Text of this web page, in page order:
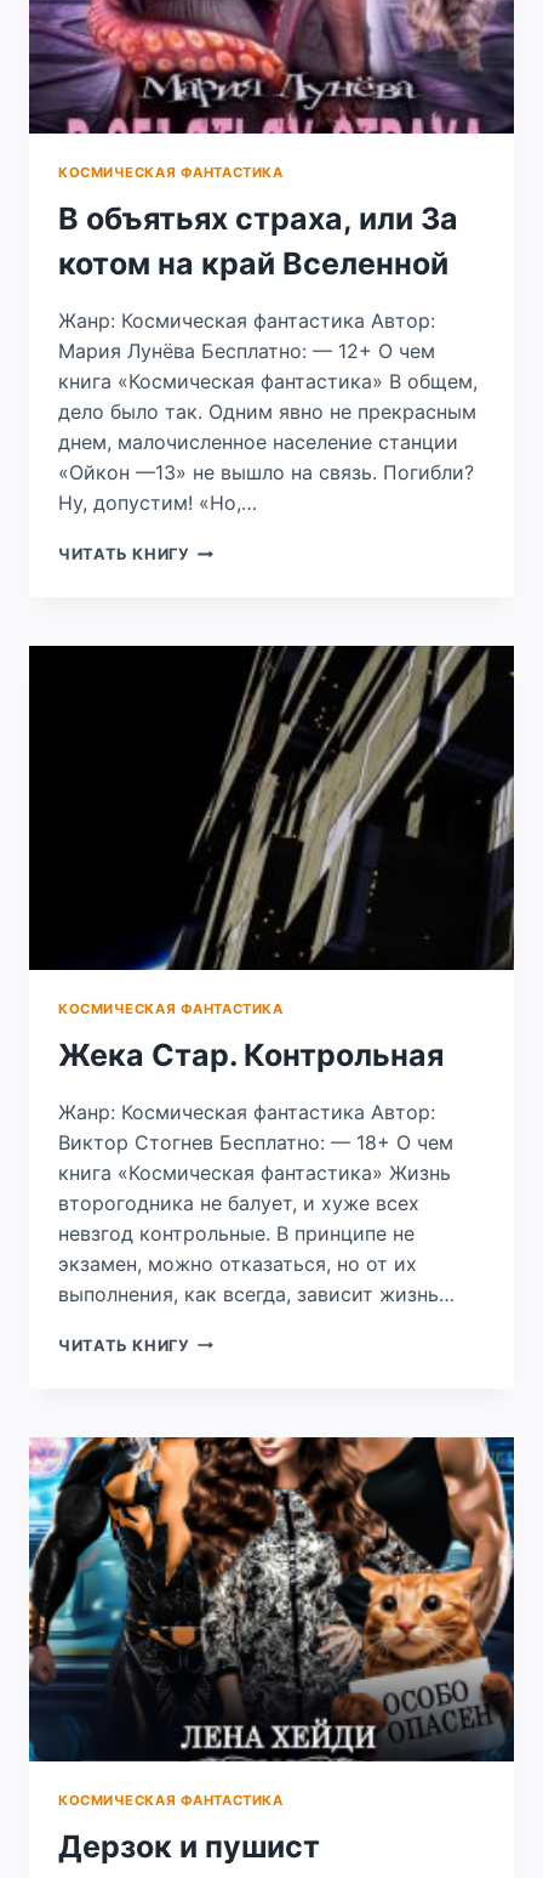
КОСМИЧЕСКАЯ ФАНТАСТИКА
В объятьях страха, или За
котом на край Вселенной
Жанр: Космическая фантастика Автор:
Мария Лунёва Бесплатно: — 12+ О чем
книга «Космическая фантастика» В общем,
дело было так. Одним явно не прекрасным
днем, малочисленное население станции
«Ойкон —13» не вышло на связь. Погибли?
Ну, допустим! «Но,…
ЧИТАТЬ КНИГУ В
ЗА
КОТОМ
КРАЙ
ВСЕЛЕННОЙ
КОСМИЧЕСКАЯ ФАНТАСТИКА
Жека Стар. Контрольная
Жанр: Космическая фантастика Автор:
Виктор Стогнев Бесплатно: — 18+ О чем
книга «Космическая фантастика» Жизнь
второгодника не балует, и хуже всех
невзгод контрольные. В принципе не
экзамен, можно отказаться, но от их
выполнения, как всегда, зависит жизнь…
ЧИТАТЬ КНИГУ ЖЕКА
КОСМИЧЕСКАЯ ФАНТАСТИКА
Дерзок и пушист